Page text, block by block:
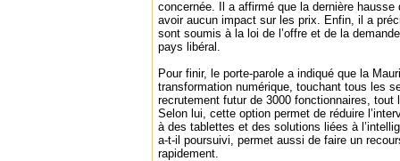
concernée. Il a affirmé que la dernière
avoir aucun impact sur les prix. Enfin, il a
sont soumis à la loi de l’offre et de la
pays libéral.
Pour finir, le porte-parole a indiqué que la
transformation numérique, touchant tous les
recrutement futur de 3000 fonctionnaires,
Selon lui, cette option permet de réduire
à des tablettes et des solutions liées à
a-t-il poursuivi, permet aussi de faire un
rapidement.